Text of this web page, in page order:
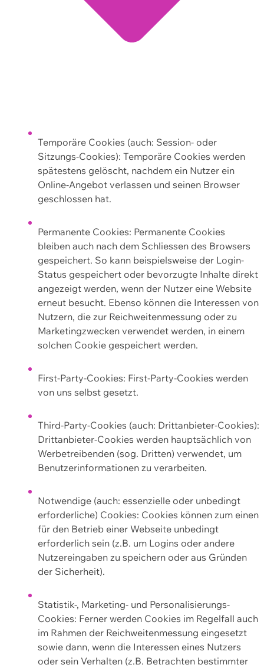
Temporäre Cookies (auch: Session- oder
Sitzungs-Cookies): Temporäre Cookies werden
spätestens gelöscht, nachdem ein Nutzer ein
Online-Angebot verlassen und seinen Browser
geschlossen hat.
Permanente Cookies: Permanente Cookies
bleiben auch nach dem Schliessen des Browsers
gespeichert. So kann beispielsweise der Login-
Status gespeichert oder bevorzugte Inhalte direkt
angezeigt werden, wenn der Nutzer eine Website
erneut besucht. Ebenso können die Interessen von
Nutzern, die zur Reichweitenmessung oder zu
Marketingzwecken verwendet werden, in einem
solchen Cookie gespeichert werden.
First-Party-Cookies: First-Party-Cookies werden
von uns selbst gesetzt.
Third-Party-Cookies (auch: Drittanbieter-Cookies):
Drittanbieter-Cookies werden hauptsächlich von
Werbetreibenden (sog. Dritten) verwendet, um
Benutzerinformationen zu verarbeiten.
Notwendige (auch: essenzielle oder unbedingt
erforderliche) Cookies: Cookies können zum einen
für den Betrieb einer Webseite unbedingt
erforderlich sein (z.B. um Logins oder andere
Nutzereingaben zu speichern oder aus Gründen
der Sicherheit).
Statistik-, Marketing- und Personalisierungs-
Cookies: Ferner werden Cookies im Regelfall auch
im Rahmen der Reichweitenmessung eingesetzt
sowie dann, wenn die Interessen eines Nutzers
oder sein Verhalten (z.B. Betrachten bestimmter